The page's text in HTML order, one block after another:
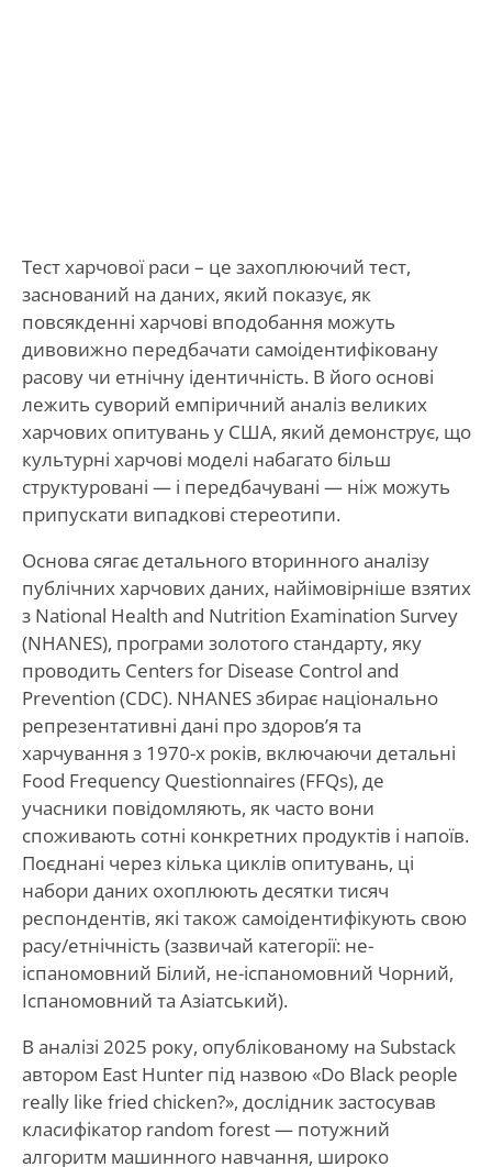
Тест харчової раси – це захоплюючий тест,
заснований на даних, який показує, як
повсякденні харчові вподобання можуть
дивовижно передбачати самоідентифіковану
расову чи етнічну ідентичність. В його основі
лежить суворий емпіричний аналіз великих
харчових опитувань у США, який демонструє, що
культурні харчові моделі набагато більш
структуровані — і передбачувані — ніж можуть
припускати випадкові стереотипи.
Основа сягає детального вторинного аналізу
публічних харчових даних, найімовірніше взятих
з National Health and Nutrition Examination Survey
(NHANES), програми золотого стандарту, яку
проводить Centers for Disease Control and
Prevention (CDC). NHANES збирає національно
репрезентативні дані про здоров’я та
харчування з 1970-х років, включаючи детальні
Food Frequency Questionnaires (FFQs), де
учасники повідомляють, як часто вони
споживають сотні конкретних продуктів і напоїв.
Поєднані через кілька циклів опитувань, ці
набори даних охоплюють десятки тисяч
респондентів, які також самоідентифікують свою
расу/етнічність (зазвичай категорії: не-
іспаномовний Білий, не-іспаномовний Чорний,
Іспаномовний та Азіатський).
В аналізі 2025 року, опублікованому на Substack
автором East Hunter під назвою «Do Black people
really like fried chicken?», дослідник застосував
класифікатор random forest — потужний
алгоритм машинного навчання, широко